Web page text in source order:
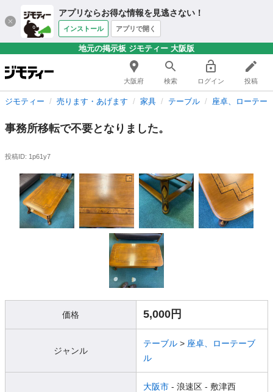
アプリならお得な情報を見逃さない！
インストール アプリで開く
地元の掲示板 ジモティー 大阪版
大阪府 検索 ログイン 投稿
ジモティー 売ります・あげます 家具 テーブル 座卓、ローテー
事務所移転で不要となりました。
投稿ID: 1p61y7
価格 5,000円
ジャンル
テーブル > 座卓、ローテーブ
ル
大阪市 - 浪速区 - 敷津西